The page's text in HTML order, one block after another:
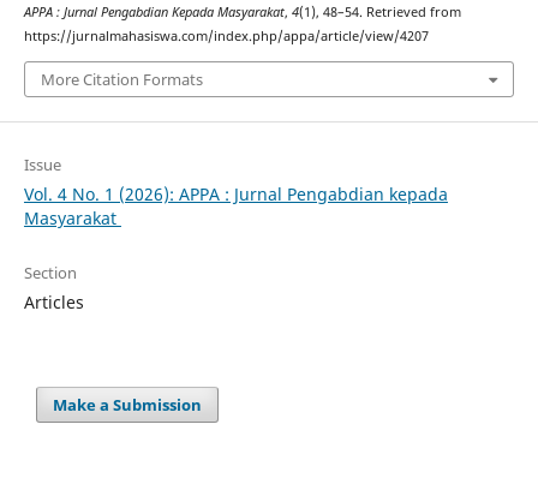
APPA : Jurnal Pengabdian Kepada Masyarakat, 4(1), 48–54. Retrieved from
https://jurnalmahasiswa.com/index.php/appa/article/view/4207
More Citation Formats
Issue
Vol. 4 No. 1 (2026): APPA : Jurnal Pengabdian kepada
Masyarakat
Section
Articles
Make a Submission